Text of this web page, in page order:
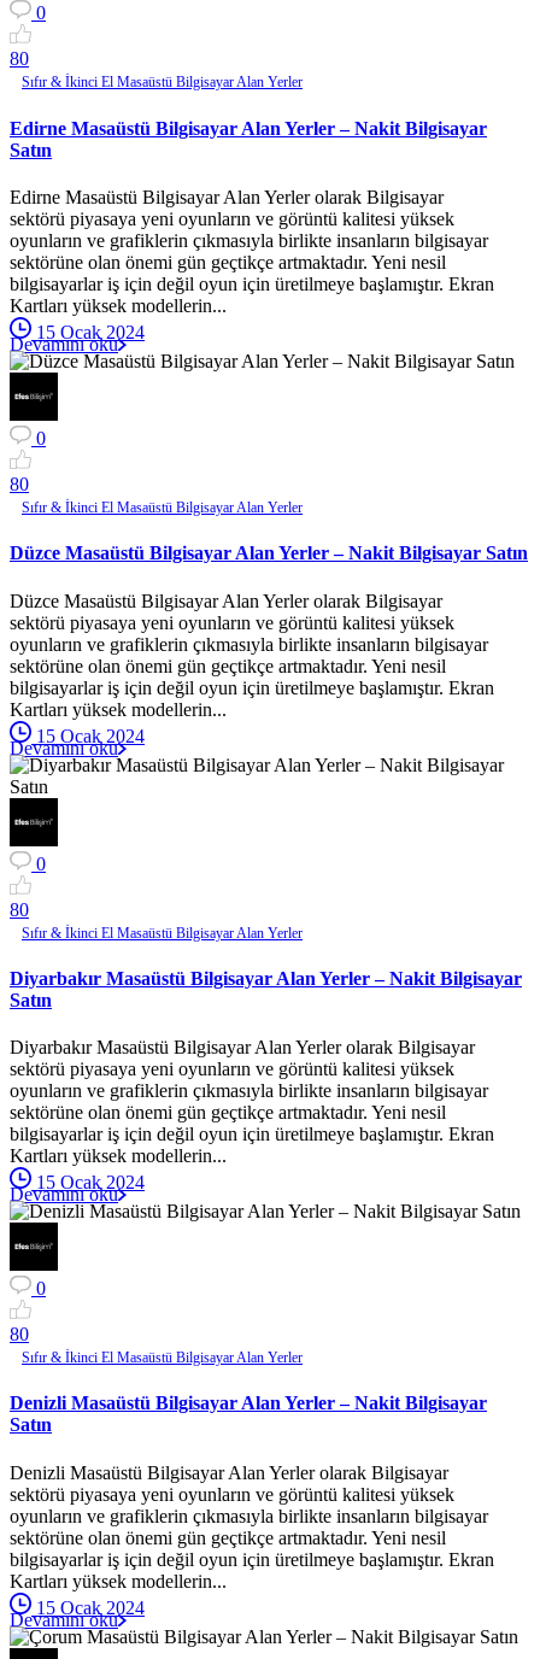
0
80
Sıfır & İkinci El Masaüstü Bilgisayar Alan Yerler
Edirne Masaüstü Bilgisayar Alan Yerler – Nakit Bilgisayar
Satın
Edirne Masaüstü Bilgisayar Alan Yerler olarak Bilgisayar
sektörü piyasaya yeni oyunların ve görüntü kalitesi yüksek
oyunların ve grafiklerin çıkmasıyla birlikte insanların bilgisayar
sektörüne olan önemi gün geçtikçe artmaktadır. Yeni nesil
bilgisayarlar iş için değil oyun için üretilmeye başlamıştır. Ekran
Kartları yüksek modellerin...
15 Ocak 2024
Devamını oku
0
80
Sıfır & İkinci El Masaüstü Bilgisayar Alan Yerler
Düzce Masaüstü Bilgisayar Alan Yerler – Nakit Bilgisayar Satın
Düzce Masaüstü Bilgisayar Alan Yerler olarak Bilgisayar
sektörü piyasaya yeni oyunların ve görüntü kalitesi yüksek
oyunların ve grafiklerin çıkmasıyla birlikte insanların bilgisayar
sektörüne olan önemi gün geçtikçe artmaktadır. Yeni nesil
bilgisayarlar iş için değil oyun için üretilmeye başlamıştır. Ekran
Kartları yüksek modellerin...
15 Ocak 2024
Devamını oku
0
80
Sıfır & İkinci El Masaüstü Bilgisayar Alan Yerler
Diyarbakır Masaüstü Bilgisayar Alan Yerler – Nakit Bilgisayar
Satın
Diyarbakır Masaüstü Bilgisayar Alan Yerler olarak Bilgisayar
sektörü piyasaya yeni oyunların ve görüntü kalitesi yüksek
oyunların ve grafiklerin çıkmasıyla birlikte insanların bilgisayar
sektörüne olan önemi gün geçtikçe artmaktadır. Yeni nesil
bilgisayarlar iş için değil oyun için üretilmeye başlamıştır. Ekran
Kartları yüksek modellerin...
15 Ocak 2024
Devamını oku
0
80
Sıfır & İkinci El Masaüstü Bilgisayar Alan Yerler
Denizli Masaüstü Bilgisayar Alan Yerler – Nakit Bilgisayar
Satın
Denizli Masaüstü Bilgisayar Alan Yerler olarak Bilgisayar
sektörü piyasaya yeni oyunların ve görüntü kalitesi yüksek
oyunların ve grafiklerin çıkmasıyla birlikte insanların bilgisayar
sektörüne olan önemi gün geçtikçe artmaktadır. Yeni nesil
bilgisayarlar iş için değil oyun için üretilmeye başlamıştır. Ekran
Kartları yüksek modellerin...
15 Ocak 2024
Devamını oku